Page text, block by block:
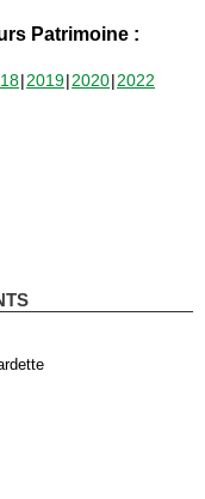
Patrimoine :
2019 2020 2022